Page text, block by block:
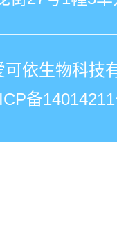
依生物科技
备